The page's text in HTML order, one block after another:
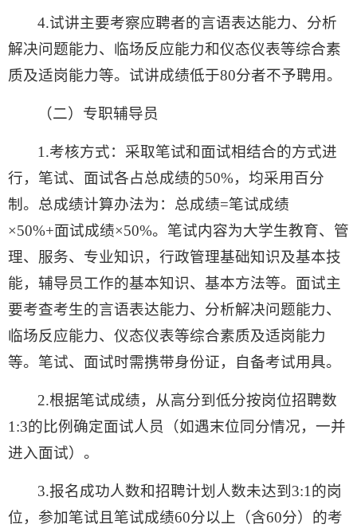
4.试讲主要考察应聘者的言语表达能力、分析
解决问题能力、临场反应能力和仪态仪表等综合素
质及适岗能力等。试讲成绩低于80分者不予聘用。
（二）专职辅导员
1.考核方式：采取笔试和面试相结合的方式进
行，笔试、面试各占总成绩的50%，均采用百分
制。总成绩计算办法为：总成绩=笔试成绩
×50%+面试成绩×50%。笔试内容为大学生教育、管
理、服务、专业知识，行政管理基础知识及基本技
能，辅导员工作的基本知识、基本方法等。面试主
要考查考生的言语表达能力、分析解决问题能力、
临场反应能力、仪态仪表等综合素质及适岗能力
等。笔试、面试时需携带身份证，自备考试用具。
2.根据笔试成绩，从高分到低分按岗位招聘数
1:3的比例确定面试人员（如遇末位同分情况，一并
进入面试）。
3.报名成功人数和招聘计划人数未达到3:1的岗
位，参加笔试且笔试成绩60分以上（含60分）的考